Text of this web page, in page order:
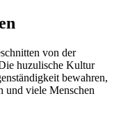
von der
huzulische Kultur
bewahren,
und viele Menschen